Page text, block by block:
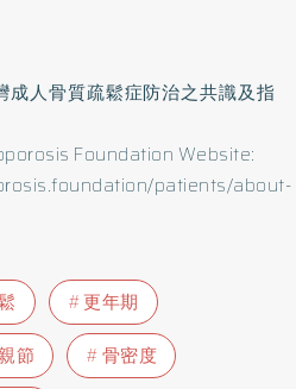
成人骨質疏鬆症防治之共識及指
Foundation Website:
patients/about-
更年期
節
骨密度